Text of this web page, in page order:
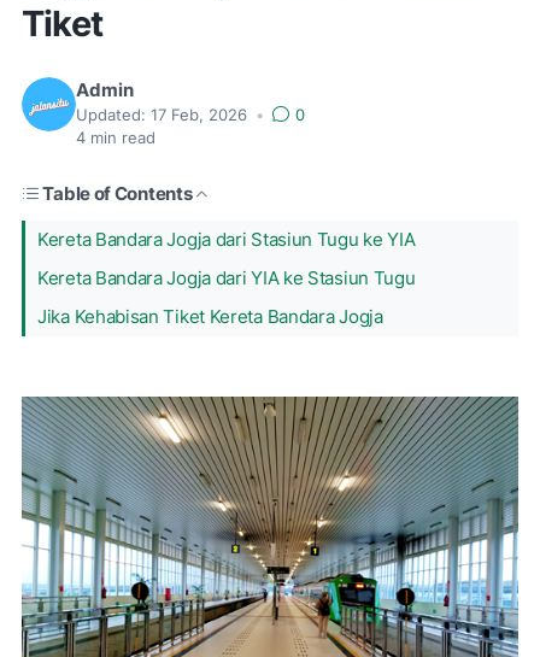
Tiket
Admin
Updated: 17 Feb, 2026 •
0
4 min read
Table of Contents
Kereta Bandara Jogja dari Stasiun Tugu ke YIA
Kereta Bandara Jogja dari YIA ke Stasiun Tugu
Jika Kehabisan Tiket Kereta Bandara Jogja